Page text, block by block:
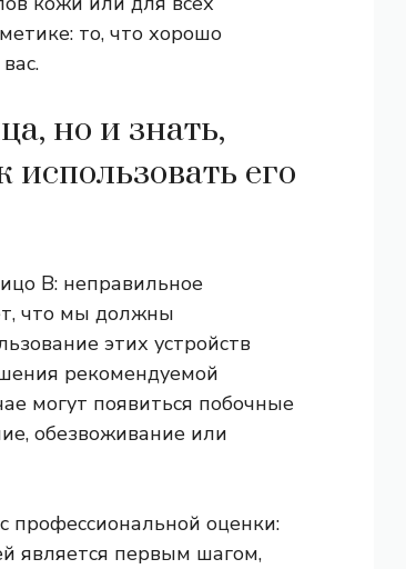
то, что хорошо
но и знать,
его
B: неправильное
что мы должны
этих устройств
рекомендуемой
могут появиться побочные
обезвоживание или
профессиональной оценки:
является первым шагом,